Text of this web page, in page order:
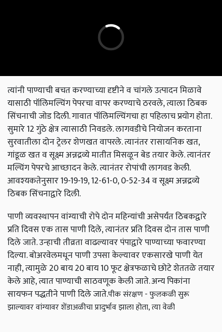
त्यांनी पाण्याची बचत करण्याच्या दृष्टीने व चांगले उत्पादन मिळावे
यासाठी पॉलिमल्चिंग पेपरचा वापर करण्याचे ठरवले, त्याला ठिबक
सिंचनाची जोड दिली. गावात पॉलिमल्चिंगचा हा पहिलाच प्रयोग होता.
सुमारे 12 गुंठे क्षेत्र त्यासाठी निवडले. लागवडीचे नियोजन करताना
सुरवातीला दोन ट्रेलर शेणखत वापरले. त्यानंतर रासायनिक खत,
गांडूळ खत व सूक्ष्म अन्नद्रव्ये मातीत मिसळून बेड तयार केले. त्यानंतर
मल्चिंग पेपरचे आच्छादन केले. त्यानंतर रोपांची लागवड केली.
आवश्‍यकतेनुसार 19-19-19, 12-61-0, 0-52-34 व सूक्ष्म अन्नद्रव्ये
ठिबक सिंचनाद्वारे दिली.
पाणी व्यवस्थापन वांग्याची रोपे दोन महिन्यांची असेपर्यंत ठिबकद्वारे
प्रति दिवस एक तास पाणी दिले, त्यानंतर प्रति दिवस दोन तास पाणी
दिले जाते. उन्हाची तीव्रता वाढल्यावर पंपाद्वारे पाण्याच्या फवारण्या
दिल्या. बोअरवेलमधून पाणी उपसा केल्यावर एकसारखे पाणी येत
नाही, त्यामुळे 20 बाय 20 बाय 10 फूट क्षेत्रफळाचे छोटे शेततळे तयार
केले आहे, त्यात पाण्याची साठवणूक केली जाते. अन्य पिकांना
सायफन पद्धतीने पाणी दिले जाते.पीक संरक्षण - फुलकळी सुरू
झाल्यावर वांग्यावर शेंडाअळीचा प्रादुर्भाव झाला होता, त्या वेळी